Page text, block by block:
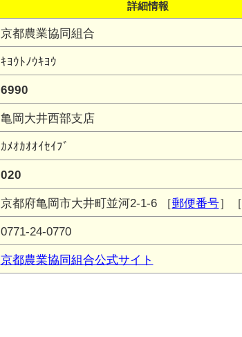
詳細情報
京都農業協同組合
ｷﾖｳﾄﾉｳｷﾖｳ
6990
亀岡大井西部支店
ｶﾒｵｶｵｵｲｾｲﾌﾞ
020
京都府亀岡市大井町並河2-1-6 ［郵便番号］［
0771-24-0770
京都農業協同組合公式サイト